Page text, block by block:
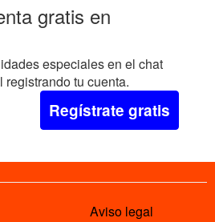
gratis en
especiales en el chat
registrando tu cuenta.
Regístrate gratis
Aviso legal